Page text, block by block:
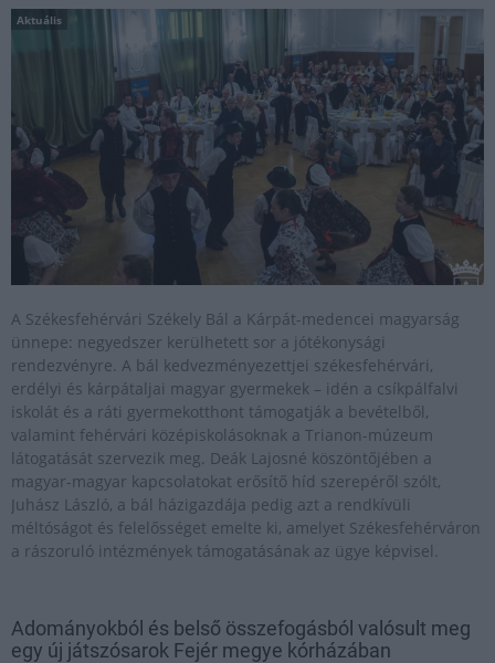
Aktuális
A Székesfehérvári Székely Bál a Kárpát-medencei magyarság
ünnepe: negyedszer kerülhetett sor a jótékonysági
rendezvényre. A bál kedvezményezettjei székesfehérvári,
erdélyi és kárpátaljai magyar gyermekek – idén a csíkpálfalvi
iskolát és a ráti gyermekotthont támogatják a bevételből,
valamint fehérvári középiskolásoknak a Trianon-múzeum
látogatását szervezik meg. Deák Lajosné köszöntőjében a
magyar-magyar kapcsolatokat erősítő híd szerepéről szólt,
Juhász László, a bál házigazdája pedig azt a rendkívüli
méltóságot és felelősséget emelte ki, amelyet Székesfehérváron
a rászoruló intézmények támogatásának az ügye képvisel.
Adományokból és belső összefogásból valósult meg
egy új játszósarok Fejér megye kórházában